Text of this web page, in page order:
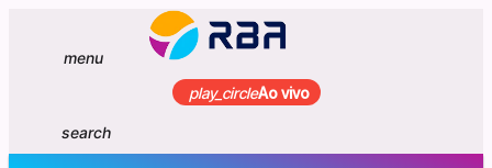
menu
play_circleAo vivo
search